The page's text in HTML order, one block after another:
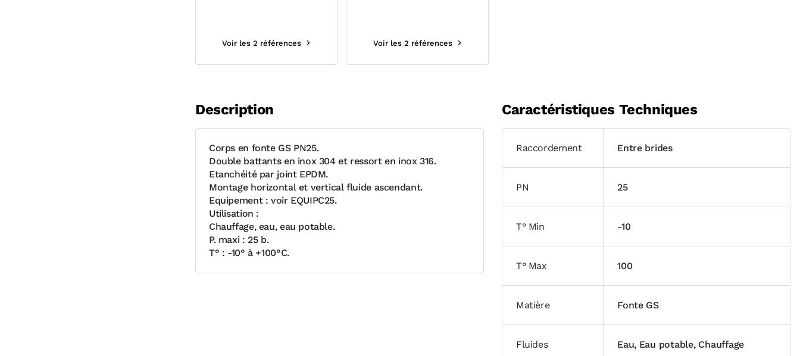
Voir les 2 références Voir les 2 références
Description
Corps en fonte GS PN25.
Double battants en inox 304 et ressort en inox 316.
Etanchéité par joint EPDM.
Montage horizontal et vertical fluide ascendant.
Equipement : voir EQUIPC25.
Utilisation :
Chauffage, eau, eau potable.
P. maxi : 25 b.
T° : -10° à +100°C.
Caractéristiques Techniques
Raccordement Entre brides
PN 25
T° Min -10
T° Max 100
Matière Fonte GS
Fluides Eau, Eau potable, Chauffage